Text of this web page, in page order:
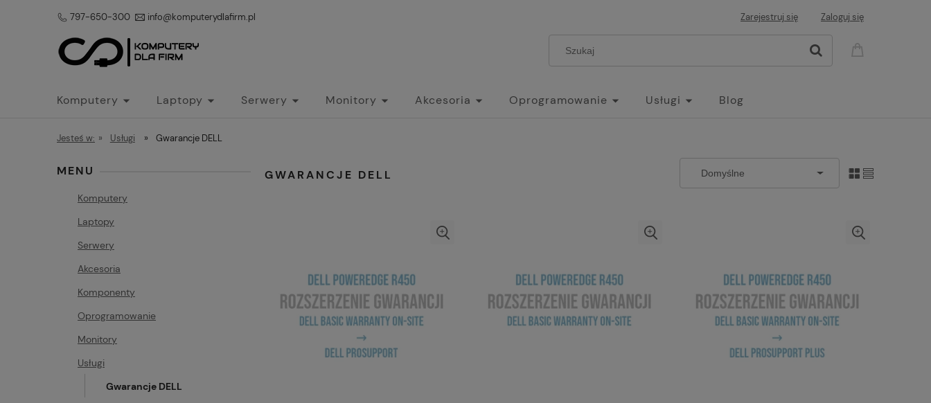
797-650-300 info@komputerydlafirm.pl Zarejestruj się Zaloguj się
Komputery Laptopy Serwery Monitory Akcesoria Oprogramowanie Usługi Blog
Jesteś w: » Usługi » Gwarancje DELL
MENU
Komputery
Laptopy
Serwery
Akcesoria
Komponenty
Oprogramowanie
Monitory
Usługi
Gwarancje DELL
GWARANCJE DELL